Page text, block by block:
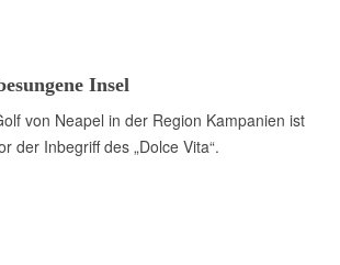
Insel
von Neapel in der Region Kampanien ist
der Inbegriff des „Dolce Vita“.